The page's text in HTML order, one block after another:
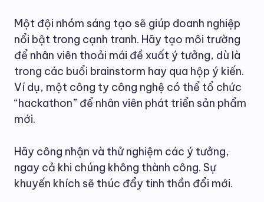
Một đội nhóm sáng tạo sẽ giúp doanh nghiệp
nổi bật trong cạnh tranh. Hãy tạo môi trường
để nhân viên thoải mái đề xuất ý tưởng, dù là
trong các buổi brainstorm hay qua hộp ý kiến.
Ví dụ, một công ty công nghệ có thể tổ chức
“hackathon” để nhân viên phát triển sản phẩm
mới.
Hãy công nhận và thử nghiệm các ý tưởng,
ngay cả khi chúng không thành công. Sự
khuyến khích sẽ thúc đẩy tinh thần đổi mới.